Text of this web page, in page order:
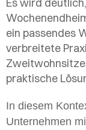
ein passendes
verbreitete
praktische
In diesem
Unternehmen